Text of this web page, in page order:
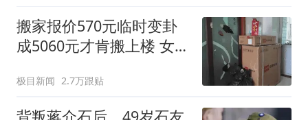
搬家报价570元临时变卦
成5060元才肯搬上楼 女子
极目新闻 2.7万跟贴
背叛蒋介石后，49岁石友